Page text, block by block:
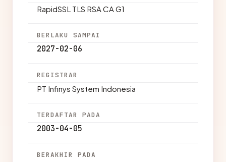
RapidSSL TLS RSA CA G1
BERLAKU SAMPAI
2027-02-06
REGISTRAR
PT Infinys System Indonesia
TERDAFTAR PADA
2003-04-05
BERAKHIR PADA